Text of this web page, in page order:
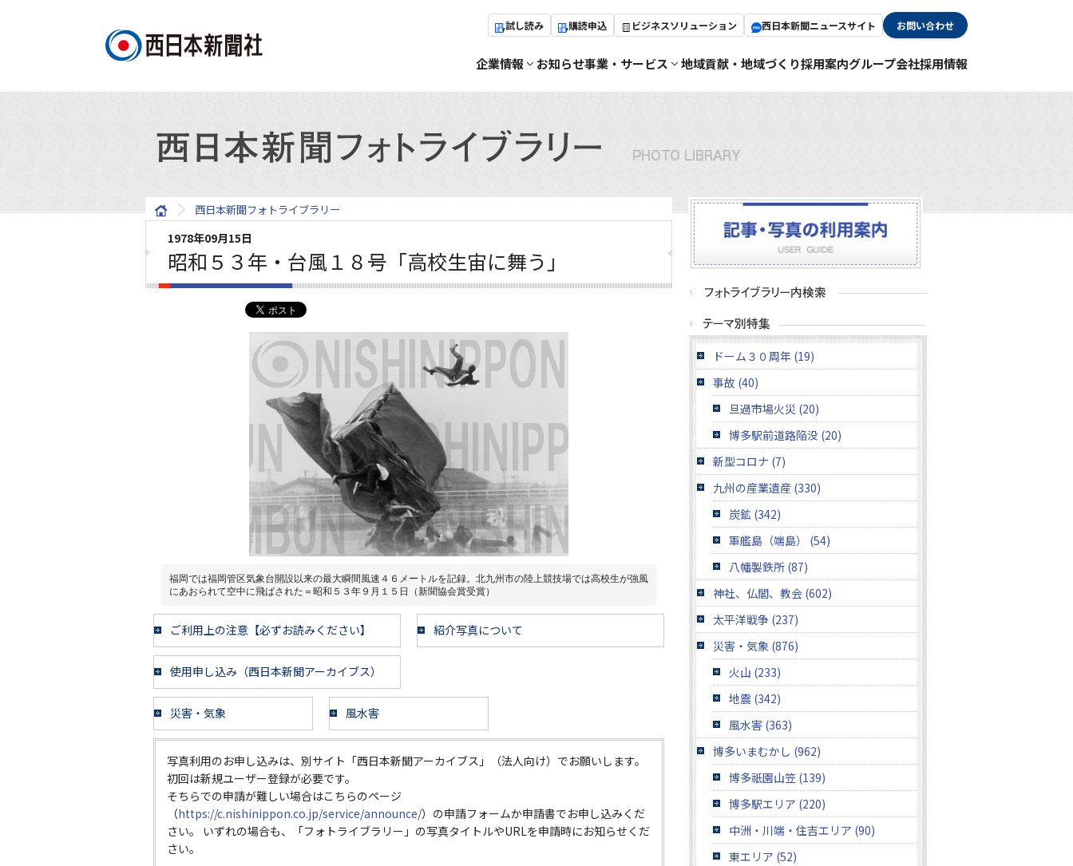
試し読み 購読申込 ビジネスソリューション 西日本新聞ニュースサイト お問い合わせ
企業情報 お知らせ事業・サービス 地域貢献・地域づくり採用案内グループ会社採用情報
西日本新聞フォトライブラリー
1978年09月15日
昭和５３年・台風１８号「高校生宙に舞う」
福岡では福岡管区気象台開設以来の最大瞬間風速４６メートルを記録。北九州市の陸上競技場では高校生が強風
にあおられて空中に飛ばされた＝昭和５３年９月１５日（新聞協会賞受賞）
ご利用上の注意【必ずお読みください】 紹介写真について
使用申し込み（西日本新聞アーカイブス）
災害・気象 風水害
写真利用のお申し込みは、別サイト「西日本新聞アーカイブス」（法人向け）でお願いします。
初回は新規ユーザー登録が必要です。
そちらでの申請が難しい場合はこちらのページ
（https://c.nishinippon.co.jp/service/announce/）の申請フォームか申請書でお申し込みくだ
さい。 いずれの場合も、「フォトライブラリー」の写真タイトルやURLを申請時にお知らせくだ
さい。
ドーム３０周年 (19)
事故 (40)
旦過市場火災 (20)
博多駅前道路陥没 (20)
新型コロナ (7)
九州の産業遺産 (330)
炭鉱 (342)
軍艦島（端島） (54)
八幡製鉄所 (87)
神社、仏閣、教会 (602)
太平洋戦争 (237)
災害・気象 (876)
火山 (233)
地震 (342)
風水害 (363)
博多いまむかし (962)
博多祇園山笠 (139)
博多駅エリア (220)
中洲・川端・住吉エリア (90)
東エリア (52)